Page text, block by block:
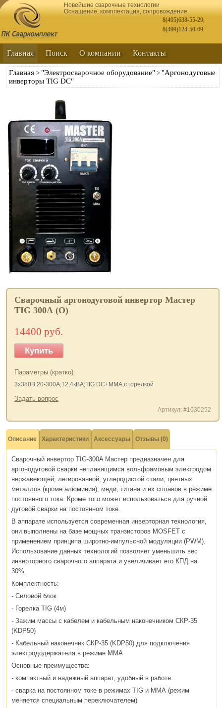
Новейшие сварочные технологии
Оснащение, комплектация, сопровождение
8(495)638-55-29,
8(499)124-50-69
Главная Поиск О компании Контакты
Главная > "Электросварочное оборудование" > "Аргонодуговые
инверторы TIG DC"
Сварочный аргонодуговой инвертор Мастер
TIG 300А (О)
14400 руб.
Купить
Параметры (кратко):
3х380В;20-300А;12,4кВА;TIG DC+MMA;с горелкой
Задать вопрос
Артикул: #1030252
Описание Характеристики Аксессуары Отзывы (0)
Сварочный инвертор TIG-300A Мастер предназначен для
аргонодуговой сварки неплавящимся вольфрамовым электродом
нержавеющей, легированной, углеродистой стали, цветных
металлов (кроме алюминия), меди, титана и их сплавов в режиме
постоянного тока. Кроме того может использоваться для ручной
дуговой сварки на постоянном токе.
В аппарате используется современная инверторная технология,
они выполнены на базе мощных транзисторов MOSFET с
применением принципа широтно-импульсной модуляции (PWM).
Использование данных технологий позволяет уменьшить вес
инверторного сварочного аппарата и увеличивает его КПД на
30%.
Комплектность:
- Силовой блок
- Горелка TIG (4м)
- Зажим массы с кабелем и кабельным наконечником СКР-35
(KDP50)
- Кабельный наконечник СКР-35 (KDP50) для подключения
электрододержателя в режиме ММА
Основные преимущества:
- компактный и надежный аппарат, удобный в работе
- сварка на постоянном токе в режимах TIG и ММА (режим
меняется специальным переключателем)